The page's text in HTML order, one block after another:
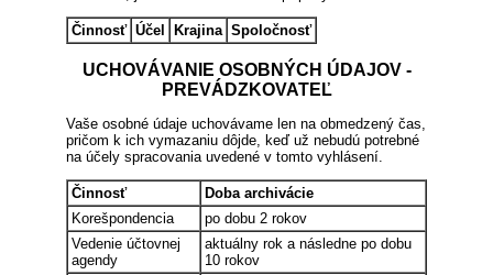
Činnosť Účel Krajina Spoločnosť
UCHOVÁVANIE OSOBNÝCH ÚDAJOV -
PREVÁDZKOVATEĽ
Vaše osobné údaje uchovávame len na obmedzený čas,
pričom k ich vymazaniu dôjde, keď už nebudú potrebné
na účely spracovania uvedené v tomto vyhlásení.
Činnosť
Doba archivácie
Korešpondencia
po dobu 2 rokov
Vedenie účtovnej
agendy
aktuálny rok a následne po dobu
10 rokov